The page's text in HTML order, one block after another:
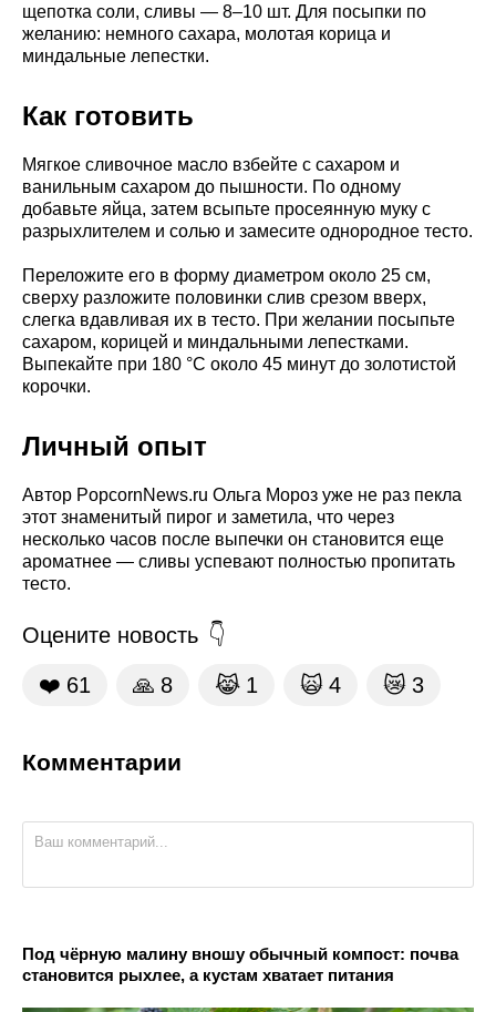
щепотка соли, сливы — 8–10 шт. Для посыпки по
желанию: немного сахара, молотая корица и
миндальные лепестки.
Как готовить
Мягкое сливочное масло взбейте с сахаром и
ванильным сахаром до пышности. По одному
добавьте яйца, затем всыпьте просеянную муку с
разрыхлителем и солью и замесите однородное тесто.
Переложите его в форму диаметром около 25 см,
сверху разложите половинки слив срезом вверх,
слегка вдавливая их в тесто. При желании посыпьте
сахаром, корицей и миндальными лепестками.
Выпекайте при 180 °C около 45 минут до золотистой
корочки.
Личный опыт
Автор PopcornNews.ru Ольга Мороз уже не раз пекла
этот знаменитый пирог и заметила, что через
несколько часов после выпечки он становится еще
ароматнее — сливы успевают полностью пропитать
тесто.
Оцените новость
❤️ 61 🙏 8 😹 1 🙀 4 😿 3
Комментарии
Под чёрную малину вношу обычный компост: почва
становится рыхлее, а кустам хватает питания